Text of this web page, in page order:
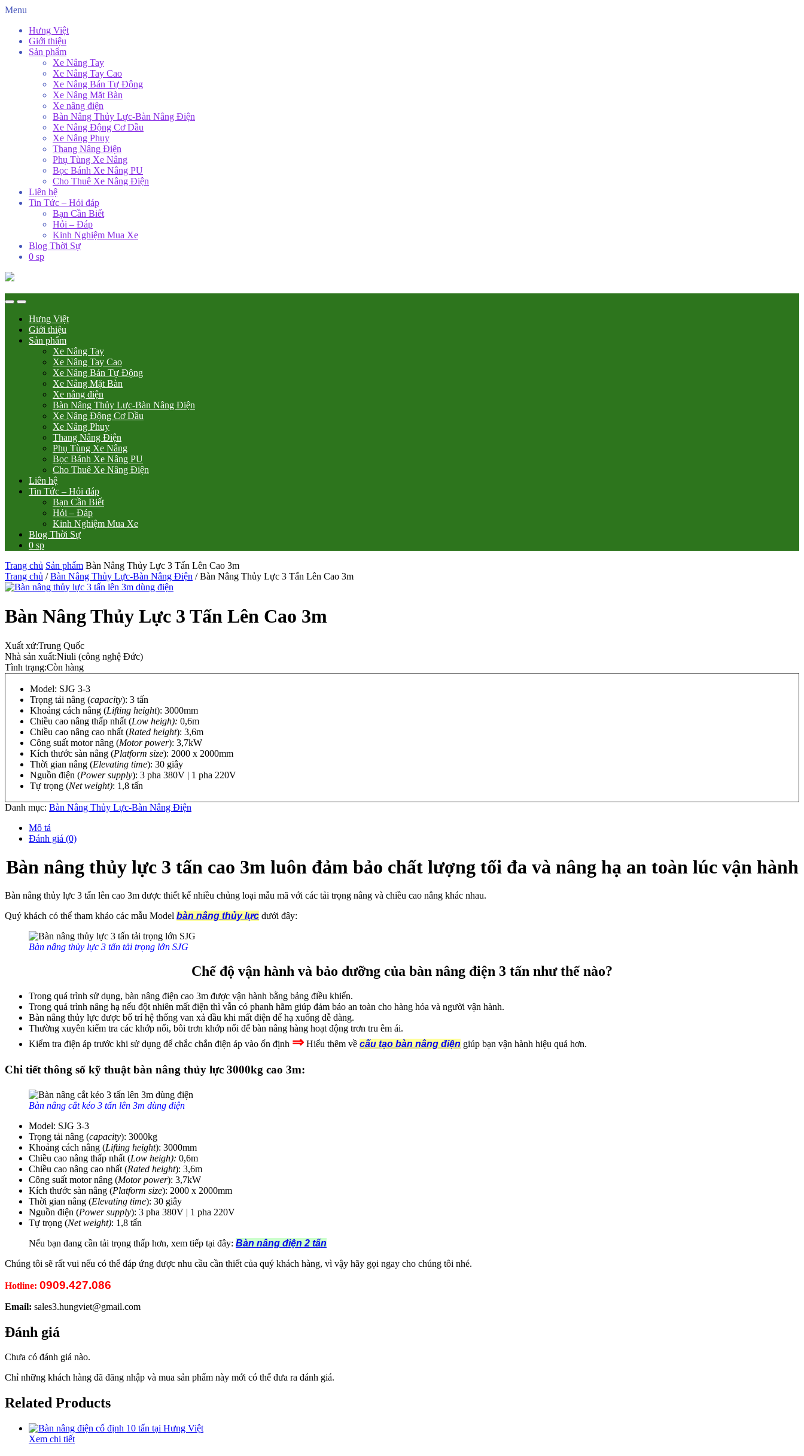
Menu
Hưng Việt
Giới thiệu
Sản phẩm
Xe Nâng Tay
Xe Nâng Tay Cao
Xe Nâng Bán Tự Động
Xe Nâng Mặt Bàn
Xe nâng điện
Bàn Nâng Thủy Lực-Bàn Nâng Điện
Xe Nâng Động Cơ Dầu
Xe Nâng Phuy
Thang Nâng Điện
Phụ Tùng Xe Nâng
Bọc Bánh Xe Nâng PU
Cho Thuê Xe Nâng Điện
Liên hệ
Tin Tức – Hỏi đáp
Bạn Cần Biết
Hỏi – Đáp
Kinh Nghiệm Mua Xe
Blog Thời Sự
0 sp
Hưng Việt
Giới thiệu
Sản phẩm
Xe Nâng Tay
Xe Nâng Tay Cao
Xe Nâng Bán Tự Động
Xe Nâng Mặt Bàn
Xe nâng điện
Bàn Nâng Thủy Lực-Bàn Nâng Điện
Xe Nâng Động Cơ Dầu
Xe Nâng Phuy
Thang Nâng Điện
Phụ Tùng Xe Nâng
Bọc Bánh Xe Nâng PU
Cho Thuê Xe Nâng Điện
Liên hệ
Tin Tức – Hỏi đáp
Bạn Cần Biết
Hỏi – Đáp
Kinh Nghiệm Mua Xe
Blog Thời Sự
0 sp
Trang chủ Sản phẩm Bàn Nâng Thủy Lực 3 Tấn Lên Cao 3m
Trang chủ /Bàn Nâng Thủy Lực-Bàn Nâng Điện / Bàn Nâng Thủy Lực 3 Tấn Lên Cao 3m
Bàn Nâng Thủy Lực 3 Tấn Lên Cao 3m
Xuất xứ:Trung Quốc
Nhà sản xuất:Niuli (công nghệ Đức)
Tình trạng:Còn hàng
Model: SJG 3-3
Trọng tải nâng (capacity): 3 tấn
Khoảng cách nâng (Lifting height): 3000mm
Chiều cao nâng thấp nhất (Low heigh): 0,6m
Chiều cao nâng cao nhất (Rated height): 3,6m
Công suất motor nâng (Motor power): 3,7kW
Kích thước sàn nâng (Platform size): 2000 x 2000mm
Thời gian nâng (Elevating time): 30 giây
Nguồn điện (Power supply): 3 pha 380V | 1 pha 220V
Tự trọng (Net weight): 1,8 tấn
Danh mục: Bàn Nâng Thủy Lực-Bàn Nâng Điện
Mô tả
Đánh giá (0)
Bàn nâng thủy lực 3 tấn cao 3m luôn đảm bảo chất lượng tối đa và nâng hạ an toàn lúc vận hành
Bàn nâng thủy lực 3 tấn lên cao 3m được thiết kế nhiều chủng loại mẫu mã với các tải trọng nâng và chiều cao nâng khác nhau.
Quý khách có thể tham khảo các mẫu Model bàn nâng thủy lực dưới đây:
Bàn nâng thủy lực 3 tấn tải trọng lớn SJG
Chế độ vận hành và bảo dưỡng của bàn nâng điện 3 tấn như thế nào?
Trong quá trình sử dụng, bàn nâng điện cao 3m được vận hành bằng bảng điều khiển.
Trong quá trình nâng hạ nếu đột nhiên mất điện thì vẫn có phanh hãm giúp đảm bảo an toàn cho hàng hóa và người vận hành.
Bàn nâng thủy lực được bố trí hệ thống van xả dầu khi mất điện để hạ xuống dễ dàng.
Thường xuyên kiểm tra các khớp nối, bôi trơn khớp nối để bàn nâng hàng hoạt động trơn tru êm ái.
Kiểm tra điện áp trước khi sử dụng để chắc chắn điện áp vào ổn định ⇒ Hiểu thêm về cấu tạo bàn nâng điện giúp bạn vận hành hiệu quả hơn.
Chi tiết thông số kỹ thuật bàn nâng thủy lực 3000kg cao 3m:
Bàn nâng cắt kéo 3 tấn lên 3m dùng điện
Model: SJG 3-3
Trọng tải nâng (capacity): 3000kg
Khoảng cách nâng (Lifting height): 3000mm
Chiều cao nâng thấp nhất (Low heigh): 0,6m
Chiều cao nâng cao nhất (Rated height): 3,6m
Công suất motor nâng (Motor power): 3,7kW
Kích thước sàn nâng (Platform size): 2000 x 2000mm
Thời gian nâng (Elevating time): 30 giây
Nguồn điện (Power supply): 3 pha 380V | 1 pha 220V
Tự trọng (Net weight): 1,8 tấn
Nếu bạn đang cần tải trọng thấp hơn, xem tiếp tại đây: Bàn nâng điện 2 tấn
Chúng tôi sẽ rất vui nếu có thể đáp ứng được nhu cầu cần thiết của quý khách hàng, vì vậy hãy gọi ngay cho chúng tôi nhé.
Hotline: 0909.427.086
Email: sales3.hungviet@gmail.com
Đánh giá
Chưa có đánh giá nào.
Chỉ những khách hàng đã đăng nhập và mua sản phẩm này mới có thể đưa ra đánh giá.
Related Products
Xem chi tiết